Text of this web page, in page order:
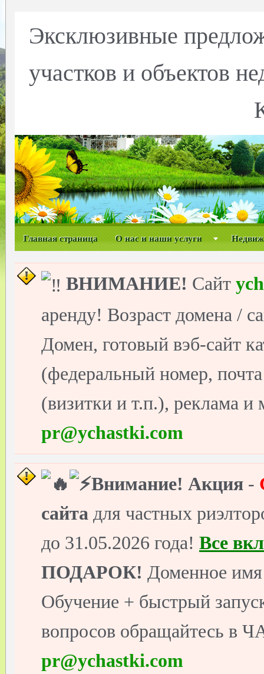
Эксклюзивные
участков и объектов
Главная страница О нас и наши услуги
ВНИМАНИЕ! Сайт
аренду! Возраст домена /
Домен, готовый вэб-сайт
(федеральный номер,
(визитки и т.п.), реклама и
pr@ychastki.com
Внимание! Акция -
сайта для частных
до 31.05.2026 года! Все
ПОДАРОК! Доменное
Обучение + быстрый
вопросов обращайтесь в
pr@ychastki.com